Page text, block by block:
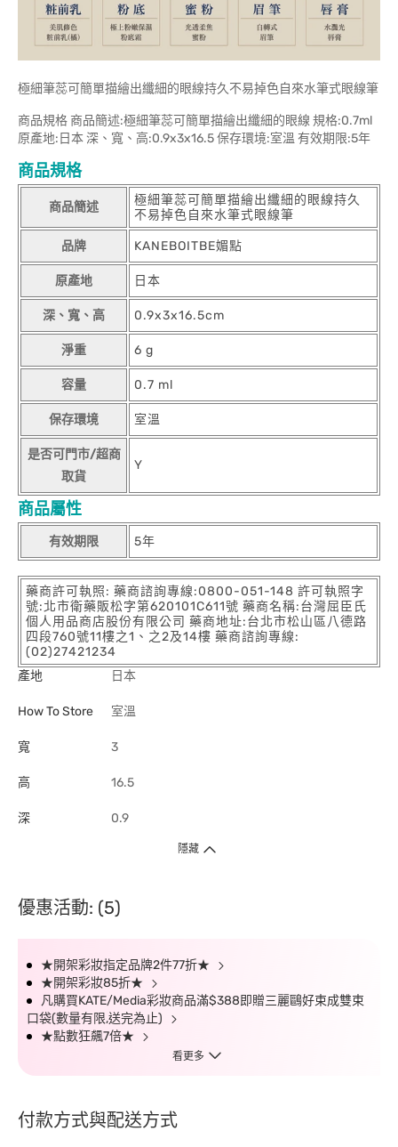
極細筆蕊可簡單描繪出纖細的眼線持久不易掉色自來水筆式眼線筆
商品規格 商品簡述:極細筆蕊可簡單描繪出纖細的眼線 規格:0.7ml
原產地:日本 深、寬、高:0.9x3x16.5 保存環境:室溫 有效期限:5年
商品規格
商品簡述
極細筆蕊可簡單描繪出纖細的眼線持久
不易掉色自來水筆式眼線筆
品牌 KANEBOITBE媚點
原產地 日本
深、寬、高 0.9x3x16.5cm
淨重 6 g
容量 0.7 ml
保存環境 室溫
是否可門市/超商
取貨
Y
商品屬性
有效期限 5年
藥商許可執照: 藥商諮詢專線:0800-051-148 許可執照字
號:北市衛藥販松字第620101C611號 藥商名稱:台灣屈臣氏
個人用品商店股份有限公司 藥商地址:台北市松山區八德路
四段760號11樓之1、之2及14樓 藥商諮詢專線:
(02)27421234
產地
日本
How To Store 室溫
寬 3
高 16.5
深 0.9
隱藏
優惠活動: (5)
★開架彩妝指定品牌2件77折★
★開架彩妝85折★
凡購買KATE/Media彩妝商品滿$388即贈三麗鷗好束成雙束
口袋(數量有限,送完為止)
★點數狂飆7倍★
看更多
付款方式與配送方式